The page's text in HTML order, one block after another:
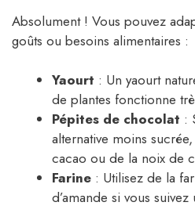
Absolument ! Vous pouvez
goûts ou besoins alimentaires :
Yaourt : Un yaourt
de plantes fonctionne
Pépites de chocolat :
alternative moins
cacao ou de la noix de
Farine : Utilisez de la
d’amande si vous